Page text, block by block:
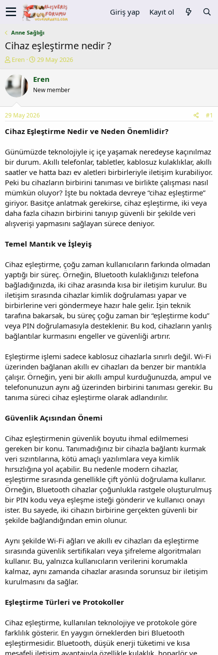
Giriş yap Kayıt ol
Anne Sağlığı
Cihaz eşleştirme nedir ?
K
n
u
y
b
a
ş
t
a
n
Eren
B
ş
a
g
ı
ç
r
i
h
i
29 May 2026
Eren
New member
29 May 2026 #1
Cihaz Eşleştirme Nedir ve Neden Önemlidir?
Günümüzde teknolojiyle iç içe yaşamak neredeyse kaçınılmaz
bir durum. Akıllı telefonlar, tabletler, kablosuz kulaklıklar, akıllı
saatler ve hatta bazı ev aletleri birbirleriyle iletişim kurabiliyor.
Peki bu cihazların birbirini tanıması ve birlikte çalışması nasıl
mümkün oluyor? İşte bu noktada devreye “cihaz eşleştirme”
giriyor. Basitçe anlatmak gerekirse, cihaz eşleştirme, iki veya
daha fazla cihazın birbirini tanıyıp güvenli bir şekilde veri
alışverişi yapmasını sağlayan sürece deniyor.
Temel Mantık ve İşleyiş
Cihaz eşleştirme, çoğu zaman kullanıcıların farkında olmadan
yaptığı bir süreç. Örneğin, Bluetooth kulaklığınızı telefona
bağladığınızda, iki cihaz arasında kısa bir iletişim kurulur. Bu
iletişim sırasında cihazlar kimlik doğrulaması yapar ve
birbirlerine veri göndermeye hazır hale gelir. İşin teknik
tarafına bakarsak, bu süreç çoğu zaman bir “eşleştirme kodu”
veya PIN doğrulamasıyla desteklenir. Bu kod, cihazların yanlış
bağlantılar kurmasını engeller ve güvenliği artırır.
Eşleştirme işlemi sadece kablosuz cihazlarla sınırlı değil. Wi-Fi
üzerinden bağlanan akıllı ev cihazları da benzer bir mantıkla
çalışır. Örneğin, yeni bir akıllı ampul kurduğunuzda, ampul ve
telefonunuzun aynı ağ üzerinden birbirini tanıması gerekir. Bu
tanıma süreci cihaz eşleştirme olarak adlandırılır.
Güvenlik Açısından Önemi
Cihaz eşleştirmenin güvenlik boyutu ihmal edilmemesi
gereken bir konu. Tanımadığınız bir cihazla bağlantı kurmak
veri sızıntılarına, kötü amaçlı yazılımlara veya kimlik
hırsızlığına yol açabilir. Bu nedenle modern cihazlar,
eşleştirme sırasında genellikle çift yönlü doğrulama kullanır.
Örneğin, Bluetooth cihazlar çoğunlukla rastgele oluşturulmuş
bir PIN kodu veya eşleşme isteği gönderir ve kullanıcı onayı
ister. Bu sayede, iki cihazın birbirine gerçekten güvenli bir
şekilde bağlandığından emin olunur.
Aynı şekilde Wi-Fi ağları ve akıllı ev cihazları da eşleştirme
sırasında güvenlik sertifikaları veya şifreleme algoritmaları
kullanır. Bu, yalnızca kullanıcıların verilerini korumakla
kalmaz, aynı zamanda cihazlar arasında sorunsuz bir iletişim
kurulmasını da sağlar.
Eşleştirme Türleri ve Protokoller
Cihaz eşleştirme, kullanılan teknolojiye ve protokole göre
farklılık gösterir. En yaygın örneklerden biri Bluetooth
eşleştirmesidir. Bluetooth, düşük enerji tüketimi ve kısa
mesafeli iletişim avantajıyla özellikle kulaklık, hoparlör ve